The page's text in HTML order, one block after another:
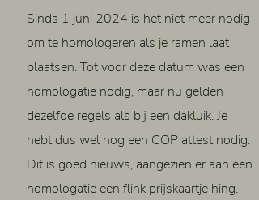
Sinds 1 juni 2024 is het niet meer nodig
om te homologeren als je ramen laat
plaatsen. Tot voor deze datum was een
homologatie nodig, maar nu gelden
dezelfde regels als bij een dakluik. Je
hebt dus wel nog een COP attest nodig.
Dit is goed nieuws, aangezien er aan een
homologatie een flink prijskaartje hing.